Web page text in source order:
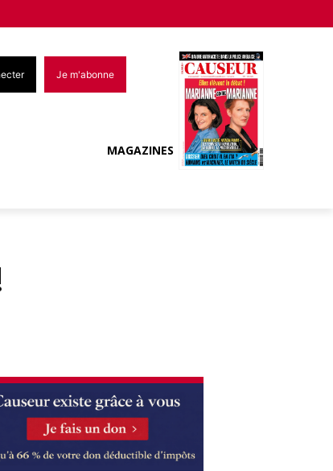
Je m'abonne
MAGAZINES